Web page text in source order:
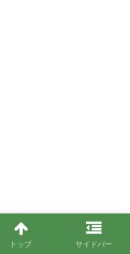
トップ サイドバー